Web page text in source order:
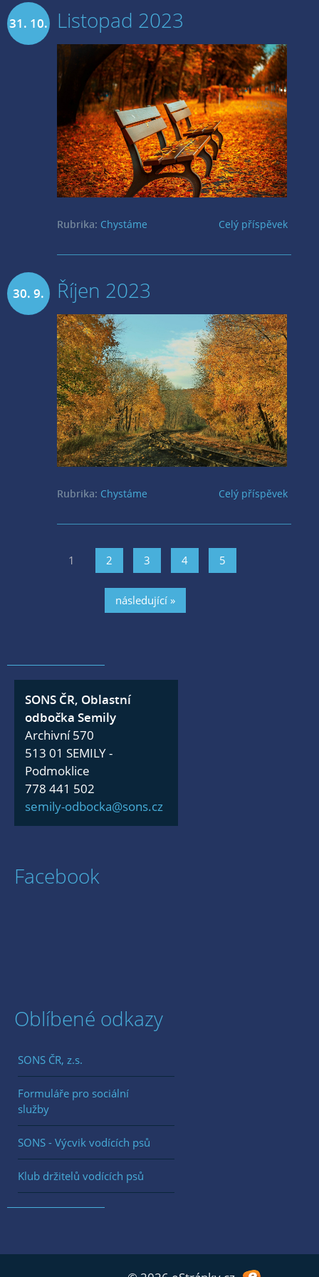
31. 10. Listopad 2023
Celý příspěvek
Rubrika: Chystáme
30. 9. Říjen 2023
Celý příspěvek
Rubrika: Chystáme
1 2 3 4 5
následující »
SONS ČR, Oblastní
odbočka Semily
Archivní 570
513 01 SEMILY -
Podmoklice
778 441 502
semily-odbocka@sons.cz
Facebook
Oblíbené odkazy
SONS ČR, z.s.
Formuláře pro sociální
služby
SONS - Výcvik vodících psů
Klub držitelů vodících psů